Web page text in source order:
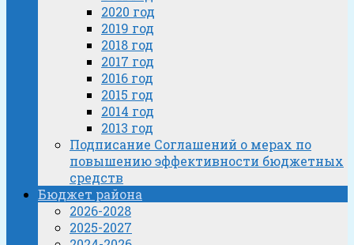
2020 год
2019 год
2018 год
2017 год
2016 год
2015 год
2014 год
2013 год
Подписание Соглашений о мерах по
повышению эффективности бюджетных
средств
Бюджет района
2026-2028
2025-2027